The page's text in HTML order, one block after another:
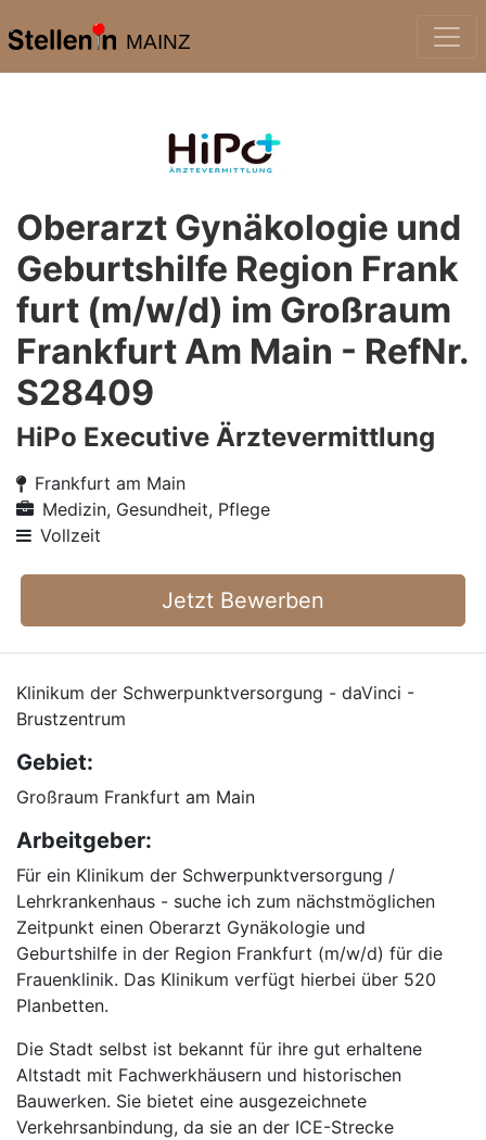
MAINZ
Oberarzt Gynäkologie und
Geburtshilfe Region Frank
furt (m/w/d) im Großraum
Frankfurt Am Main - RefNr.
S28409
HiPo Executive Ärztevermittlung
Frankfurt am Main
Medizin, Gesundheit, Pflege
Vollzeit
Jetzt Bewerben
Klinikum der Schwerpunktversorgung - daVinci -
Brustzentrum
Gebiet:
Großraum Frankfurt am Main
Arbeitgeber:
Für ein Klinikum der Schwerpunktversorgung /
Lehrkrankenhaus - suche ich zum nächstmöglichen
Zeitpunkt einen Oberarzt Gynäkologie und
Geburtshilfe in der Region Frankfurt (m/w/d) für die
Frauenklinik. Das Klinikum verfügt hierbei über 520
Planbetten.
Die Stadt selbst ist bekannt für ihre gut erhaltene
Altstadt mit Fachwerkhäusern und historischen
Bauwerken. Sie bietet eine ausgezeichnete
Verkehrsanbindung, da sie an der ICE-Strecke